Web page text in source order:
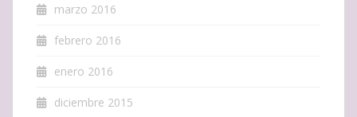
marzo 2016
febrero 2016
enero 2016
diciembre 2015